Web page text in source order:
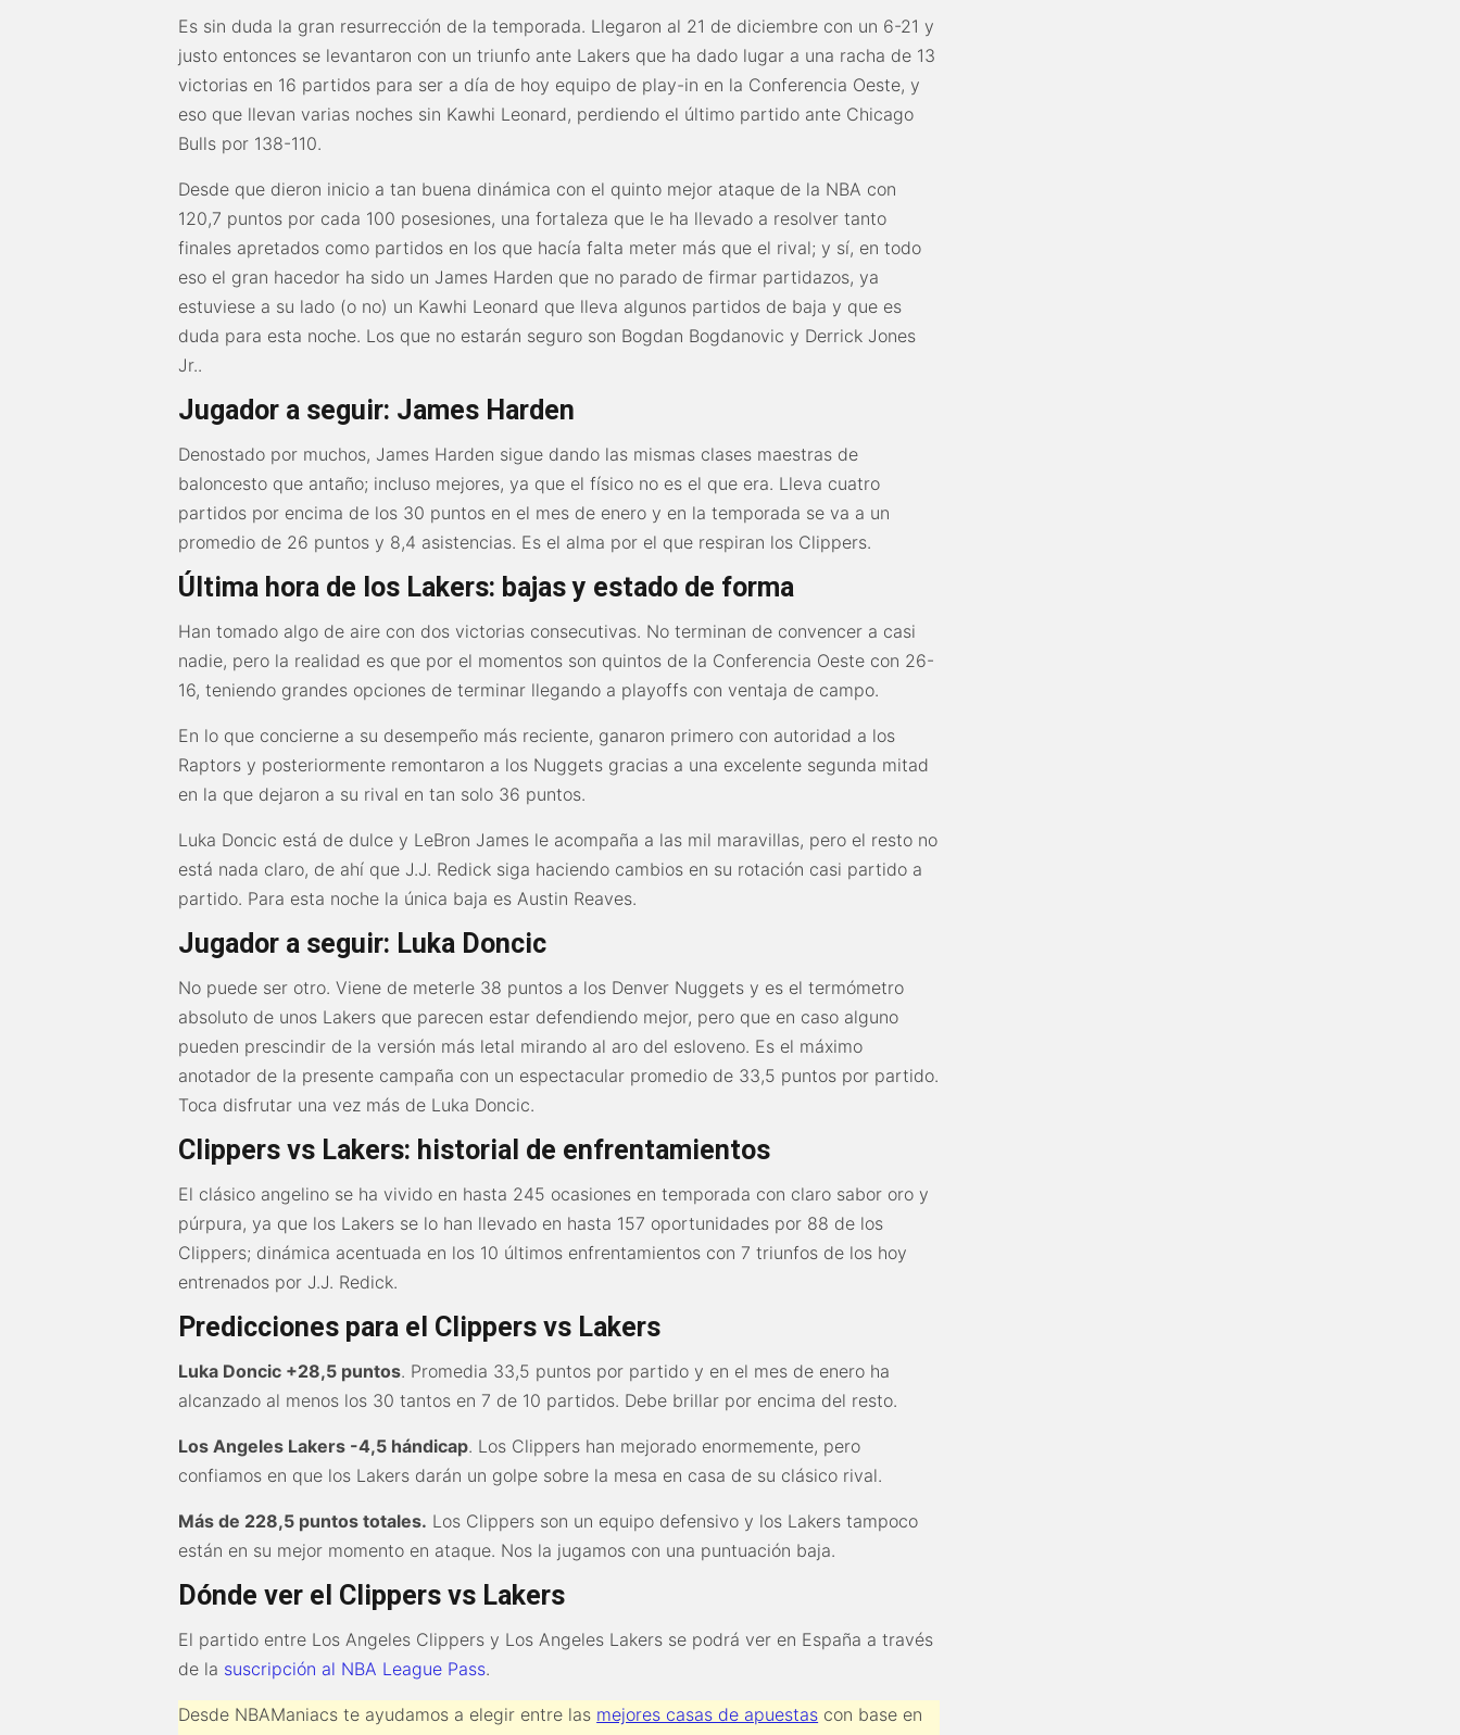
Es sin duda la gran resurrección de la temporada. Llegaron al 21 de diciembre con un 6-21 y
justo entonces se levantaron con un triunfo ante Lakers que ha dado lugar a una racha de 13
victorias en 16 partidos para ser a día de hoy equipo de play-in en la Conferencia Oeste, y
eso que llevan varias noches sin Kawhi Leonard, perdiendo el último partido ante Chicago
Bulls por 138-110.
Desde que dieron inicio a tan buena dinámica con el quinto mejor ataque de la NBA con
120,7 puntos por cada 100 posesiones, una fortaleza que le ha llevado a resolver tanto
finales apretados como partidos en los que hacía falta meter más que el rival; y sí, en todo
eso el gran hacedor ha sido un James Harden que no parado de firmar partidazos, ya
estuviese a su lado (o no) un Kawhi Leonard que lleva algunos partidos de baja y que es
duda para esta noche. Los que no estarán seguro son Bogdan Bogdanovic y Derrick Jones
Jr..
Jugador a seguir: James Harden
Denostado por muchos, James Harden sigue dando las mismas clases maestras de
baloncesto que antaño; incluso mejores, ya que el físico no es el que era. Lleva cuatro
partidos por encima de los 30 puntos en el mes de enero y en la temporada se va a un
promedio de 26 puntos y 8,4 asistencias. Es el alma por el que respiran los Clippers.
Última hora de los Lakers: bajas y estado de forma
Han tomado algo de aire con dos victorias consecutivas. No terminan de convencer a casi
nadie, pero la realidad es que por el momentos son quintos de la Conferencia Oeste con 26-
16, teniendo grandes opciones de terminar llegando a playoffs con ventaja de campo.
En lo que concierne a su desempeño más reciente, ganaron primero con autoridad a los
Raptors y posteriormente remontaron a los Nuggets gracias a una excelente segunda mitad
en la que dejaron a su rival en tan solo 36 puntos.
Luka Doncic está de dulce y LeBron James le acompaña a las mil maravillas, pero el resto no
está nada claro, de ahí que J.J. Redick siga haciendo cambios en su rotación casi partido a
partido. Para esta noche la única baja es Austin Reaves.
Jugador a seguir: Luka Doncic
No puede ser otro. Viene de meterle 38 puntos a los Denver Nuggets y es el termómetro
absoluto de unos Lakers que parecen estar defendiendo mejor, pero que en caso alguno
pueden prescindir de la versión más letal mirando al aro del esloveno. Es el máximo
anotador de la presente campaña con un espectacular promedio de 33,5 puntos por partido.
Toca disfrutar una vez más de Luka Doncic.
Clippers vs Lakers: historial de enfrentamientos
El clásico angelino se ha vivido en hasta 245 ocasiones en temporada con claro sabor oro y
púrpura, ya que los Lakers se lo han llevado en hasta 157 oportunidades por 88 de los
Clippers; dinámica acentuada en los 10 últimos enfrentamientos con 7 triunfos de los hoy
entrenados por J.J. Redick.
Predicciones para el Clippers vs Lakers
Luka Doncic +28,5 puntos. Promedia 33,5 puntos por partido y en el mes de enero ha
alcanzado al menos los 30 tantos en 7 de 10 partidos. Debe brillar por encima del resto.
Los Angeles Lakers -4,5 hándicap. Los Clippers han mejorado enormemente, pero
confiamos en que los Lakers darán un golpe sobre la mesa en casa de su clásico rival.
Más de 228,5 puntos totales. Los Clippers son un equipo defensivo y los Lakers tampoco
están en su mejor momento en ataque. Nos la jugamos con una puntuación baja.
Dónde ver el Clippers vs Lakers
El partido entre Los Angeles Clippers y Los Angeles Lakers se podrá ver en España a través
de la suscripción al NBA League Pass.
Desde NBAManiacs te ayudamos a elegir entre las mejores casas de apuestas con base en